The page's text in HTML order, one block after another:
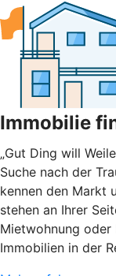
Immobilie
„Gut Ding will
Suche nach der
kennen den Markt
stehen an Ihrer
Mietwohnung oder
Immobilien in der